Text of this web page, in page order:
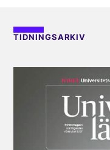
TIDNINGSARKIV